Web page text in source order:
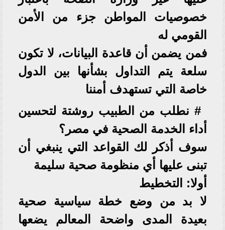
خصوصيات المواطن جزء من الأمن
القومي له
فمن يضمن أن قاعدة البيانات، لا تكون
سلعة يتم التداول بشأنها بين الدول
خاصة التي تستهدف أمننا
# نطلب من الطبيب روشتة لتحسين
أداء الخدمة الصحية في مصر؟
سوف أذكر لك القواعد التي ينبغي أن
تبنى عليها أي منظومة صحية سليمة
أولا: التخطيط
لا بد من وضع خطة سياسية صحية
بعيدة المدى واضحة المعالم يضعها